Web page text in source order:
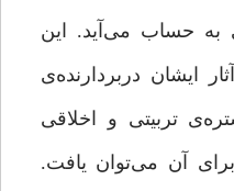
حساب می‌آید. این
ایشان دربردارنده‌ی
تربیتی و اخلاقی
آن می‌توان یافت.